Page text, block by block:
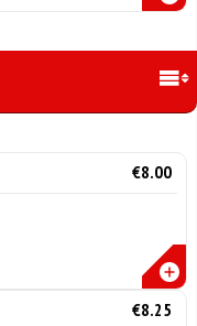
€8.00
€8.25